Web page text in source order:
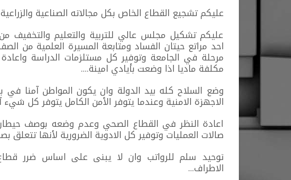
عليكم تشجيع القطاع الخاص بكل مجالاته الصناعية والزراعية
عليكم تشكيل مجلس عالي للتربية والتعليم والتخفيف
احد مراتع حيتان الفساد ومتابعة المسيرة العلمية من
مرحلة في الجامعة وتوفير كل مستلزمات الدراسة
مكلفة ماديا اذا وضعت بأيادي امينة....
وضع السلاح كله بيد الدولة وان يكون المواطن آمنا في
الاجهزة الامنية وعندما يتوفر الأمن الكامل يتوفر كل شيء
اعادة النظر في القطاع الصحي وعدم وضعه بوصف
صالات العمليات وتوفير كل الادوية الضرورية لأنها تتعلق
توحيد سلم للرواتب وان لا يبنى على اساس ضرر
الاطراف...